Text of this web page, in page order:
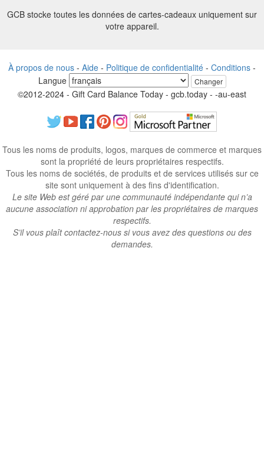
GCB stocke toutes les données de cartes-cadeaux uniquement sur
votre appareil.
À propos de nous - Aide - Politique de confidentialité - Conditions -
Langue
Changer
©2012-2024 - Gift Card Balance Today - gcb.today - -au-east
Tous les noms de produits, logos, marques de commerce et marques
sont la propriété de leurs propriétaires respectifs.
Tous les noms de sociétés, de produits et de services utilisés sur ce
site sont uniquement à des fins d'identification.
Le site Web est géré par une communauté indépendante qui n’a
aucune association ni approbation par les propriétaires de marques
respectifs.
S’il vous plaît contactez-nous si vous avez des questions ou des
demandes.